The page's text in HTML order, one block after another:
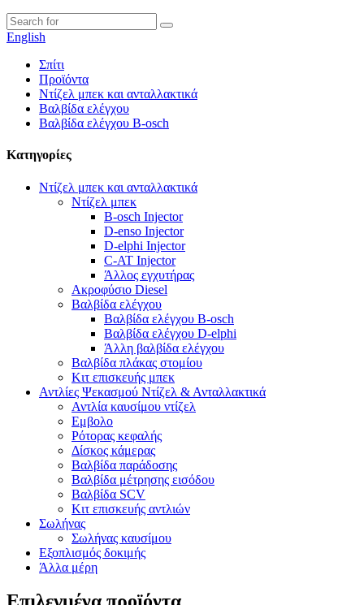
English
Σπίτι
Προϊόντα
Ντίζελ μπεκ και ανταλλακτικά
Βαλβίδα ελέγχου
Βαλβίδα ελέγχου B-osch
Κατηγορίες
Ντίζελ μπεκ και ανταλλακτικά
Ντίζελ μπεκ
B-osch Injector
D-enso Injector
D-elphi Injector
C-AT Injector
Άλλος εγχυτήρας
Ακροφύσιο Diesel
Βαλβίδα ελέγχου
Βαλβίδα ελέγχου B-osch
Βαλβίδα ελέγχου D-elphi
Άλλη βαλβίδα ελέγχου
Βαλβίδα πλάκας στομίου
Κιτ επισκευής μπεκ
Αντλίες Ψεκασμού Ντίζελ & Ανταλλακτικά
Αντλία καυσίμου ντίζελ
Εμβολο
Ρότορας κεφαλής
Δίσκος κάμερας
Βαλβίδα παράδοσης
Βαλβίδα μέτρησης εισόδου
Βαλβίδα SCV
Κιτ επισκευής αντλιών
Σωλήνας
Σωλήνας καυσίμου
Εξοπλισμός δοκιμής
Άλλα μέρη